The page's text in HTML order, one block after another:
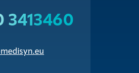
3413460